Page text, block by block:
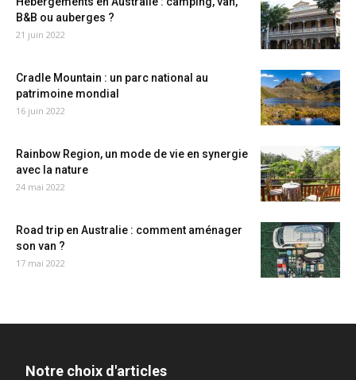
B&B ou auberges ?
21 juin 2022
Cradle Mountain : un parc national au
patrimoine mondial
16 juin 2022
Rainbow Region, un mode de vie en synergie
avec la nature
24 mai 2022
Road trip en Australie : comment aménager
son van ?
17 mai 2022
Notre choix d'articles